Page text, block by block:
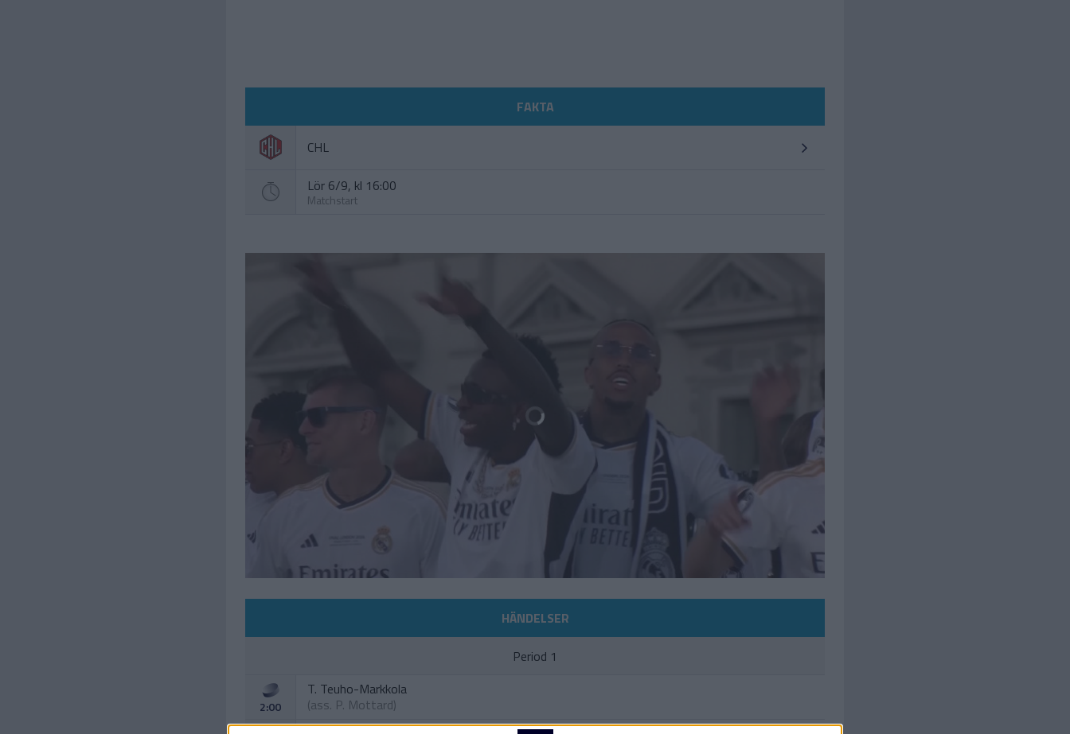
FAKTA
CHL
Lör 6/9, kl 16:00
Matchstart
HÄNDELSER
Period 1
2:00
T. Teuho-Markkola
(ass. P. Mottard)